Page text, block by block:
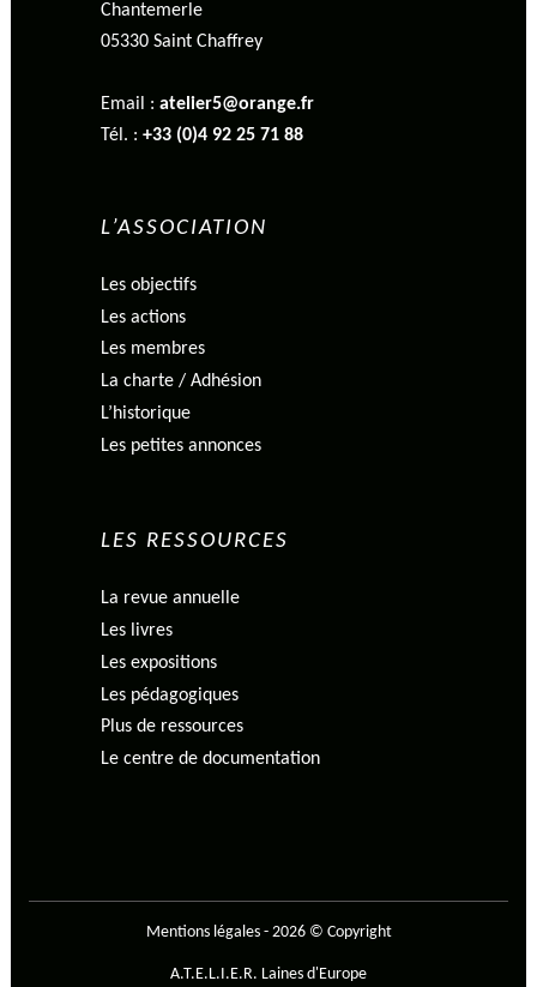
Chantemerle
05330 Saint Chaffrey
Email : atelier5@orange.fr
Tél. : +33 (0)4 92 25 71 88
L’ASSOCIATION
Les objectifs
Les actions
Les membres
La charte / Adhésion
L’historique
Les petites annonces
LES RESSOURCES
La revue annuelle
Les livres
Les expositions
Les pédagogiques
Plus de ressources
Le centre de documentation
Mentions légales- 2026 © Copyright
A.T.E.L.I.E.R. Laines d'Europe